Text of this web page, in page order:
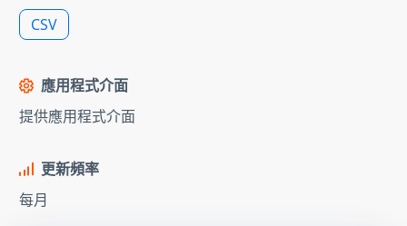
CSV
應用程式介面
提供應用程式介面
更新頻率
每月